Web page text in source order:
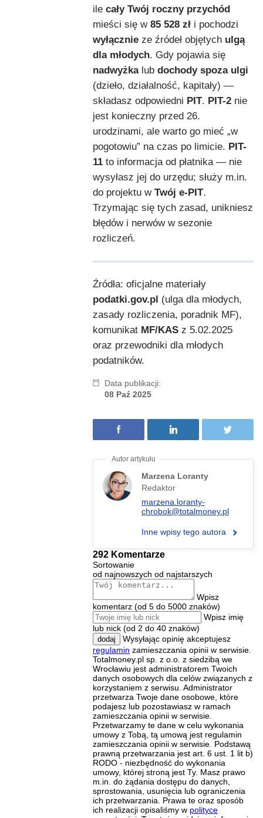
ile cały Twój roczny przychód
mieści się w 85 528 zł i pochodzi
wyłącznie ze źródeł objętych ulgą
dla młodych. Gdy pojawia się
nadwyżkalub dochody spoza ulgi
(dzieło, działalność, kapitały) —
składasz odpowiedni PIT. PIT-2 nie
jest konieczny przed 26.
urodzinami, ale warto go mieć „w
pogotowiu” na czas po limicie. PIT-
11 to informacja od płatnika — nie
wysyłasz jej do urzędu; służy m.in.
do projektu w Twój e-PIT.
Trzymając się tych zasad, unikniesz
błędów i nerwów w sezonie
rozliczeń.
Źródła: oficjalne materiały
podatki.gov.pl (ulga dla młodych,
zasady rozliczenia, poradnik MF),
komunikat MF/KAS z 5.02.2025
oraz przewodniki dla młodych
podatników.
Data publikacji:
08 Paź 2025
Marzena Loranty
Redaktor
marzena.loranty-
chrobok@totalmoney.pl
Inne wpisy tego autora
292 Komentarze
Sortowanie
od najnowszych od najstarszych
Wpisz
komentarz (od 5 do 5000 znaków)
Wpisz imię
lub nick (od 2 do 40 znaków)
dodaj
Wysyłając opinię akceptujesz
regulamin zamieszczania opinii w serwisie.
Totalmoney.pl sp. z o.o. z siedzibą we
Wrocławiu jest administratorem Twoich
danych osobowych dla celów związanych z
korzystaniem z serwisu. Administrator
przetwarza Twoje dane osobowe, które
podajesz lub pozostawiasz w ramach
zamieszczania opinii w serwisie.
Przetwarzamy te dane w celu wykonania
umowy z Tobą, tą umową jest regulamin
zamieszczania opinii w serwisie. Podstawą
prawną przetwarzania jest art. 6 ust. 1 lit b)
RODO - niezbędność do wykonania
umowy, której stroną jest Ty. Masz prawo
m.in. do żądania dostępu do danych,
sprostowania, usunięcia lub ograniczenia
ich przetwarzania. Prawa te oraz sposób
ich realizacji opisaliśmy w polityce